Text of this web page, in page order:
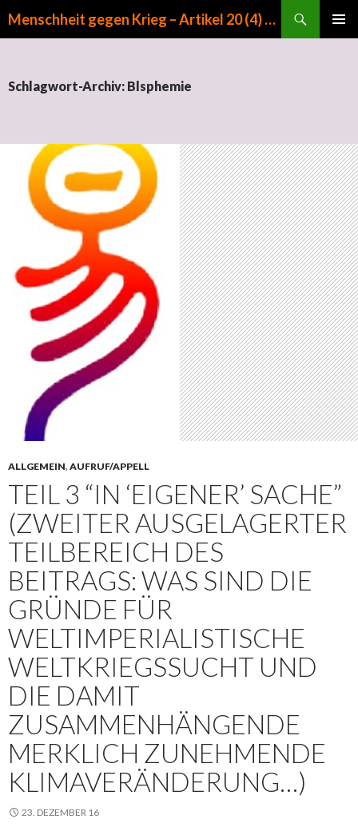
Menschheit gegen Krieg – Artikel 20 (4) GG
Schlagwort-Archiv: Blsphemie
ALLGEMEIN, AUFRUF/APPELL
TEIL 3 “IN ‘EIGENER’ SACHE”
(ZWEITER AUSGELAGERTER
TEILBEREICH DES
BEITRAGS: WAS SIND DIE
GRÜNDE FÜR
WELTIMPERIALISTISCHE
WELTKRIEGSSUCHT UND
DIE DAMIT
ZUSAMMENHÄNGENDE
MERKLICH ZUNEHMENDE
KLIMAVERÄNDERUNG…)
23. DEZEMBER 16